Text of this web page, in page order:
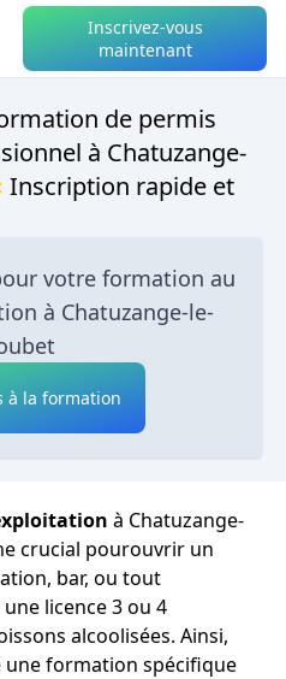
Inscrivez-vous
maintenant
de permis
à Chatuzange-
Inscription rapide et
votre formation au
à Chatuzange-le-
à la formation
à Chatuzange-
crucial pourouvrir un
bar, ou tout
licence 3 ou 4
alcoolisées. Ainsi,
une formation spécifique